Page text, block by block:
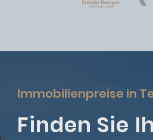
Immobilienpreise in
Finden Sie